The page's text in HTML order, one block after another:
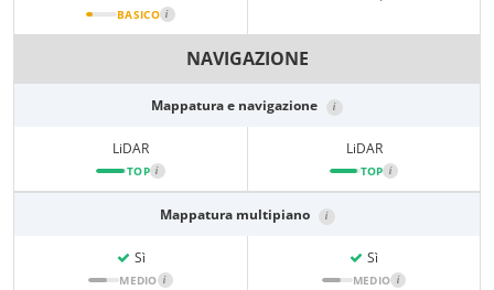
BASICO i
NAVIGAZIONE
Mappatura e navigazione i
LiDAR
TOP i
LiDAR
TOP i
Mappatura multipiano i
Sì
MEDIO i
Sì
MEDIO i